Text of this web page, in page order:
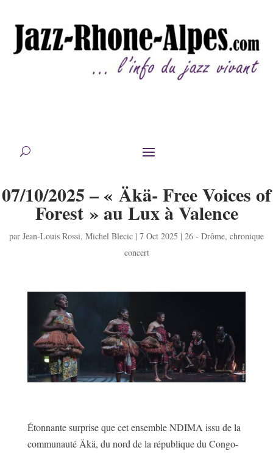
07/10/2025 – « Äkä- Free Voices of
Forest » au Lux à Valence
par Jean-Louis Rossi, Michel Blecic | 7 Oct 2025 | 26 - Drôme, chronique
concert
Étonnante surprise que cet ensemble NDIMA issu de la
communauté Äkä, du nord de la république du Congo-